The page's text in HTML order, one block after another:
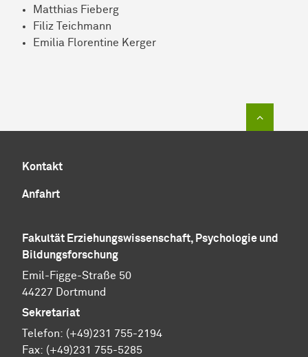
Matthias Fieberg
Filiz Teichmann
Emilia Florentine Kerger
Kontakt
Anfahrt
Fakultät Erziehungswissenschaft, Psychologie und
Bildungsforschung
Emil-Figge-Straße 50
44227 Dortmund
Sekretariat
Telefon: (+49)231 755-2194
Fax: (+49)231 755-5285